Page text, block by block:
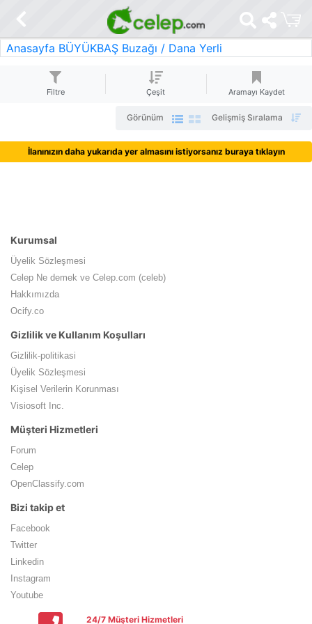
Anasayfa BÜYÜKBAŞ Buzağı / Dana Yerli
Filtre Çeşit Aramayı Kaydet
Görünüm Gelişmiş Sıralama
İlanınızın daha yukarıda yer almasını istiyorsanız buraya tıklayın
Kurumsal
Üyelik Sözleşmesi
Celep Ne demek ve Celep.com (celeb)
Hakkımızda
Ocify.co
Gizlilik ve Kullanım Koşulları
Gizlilik-politikasi
Üyelik Sözleşmesi
Kişisel Verilerin Korunması
Visiosoft Inc.
Müşteri Hizmetleri
Forum
Celep
OpenClassify.com
Bizi takip et
Facebook
Twitter
Linkedin
Instagram
Youtube
24/7 Müşteri Hizmetleri